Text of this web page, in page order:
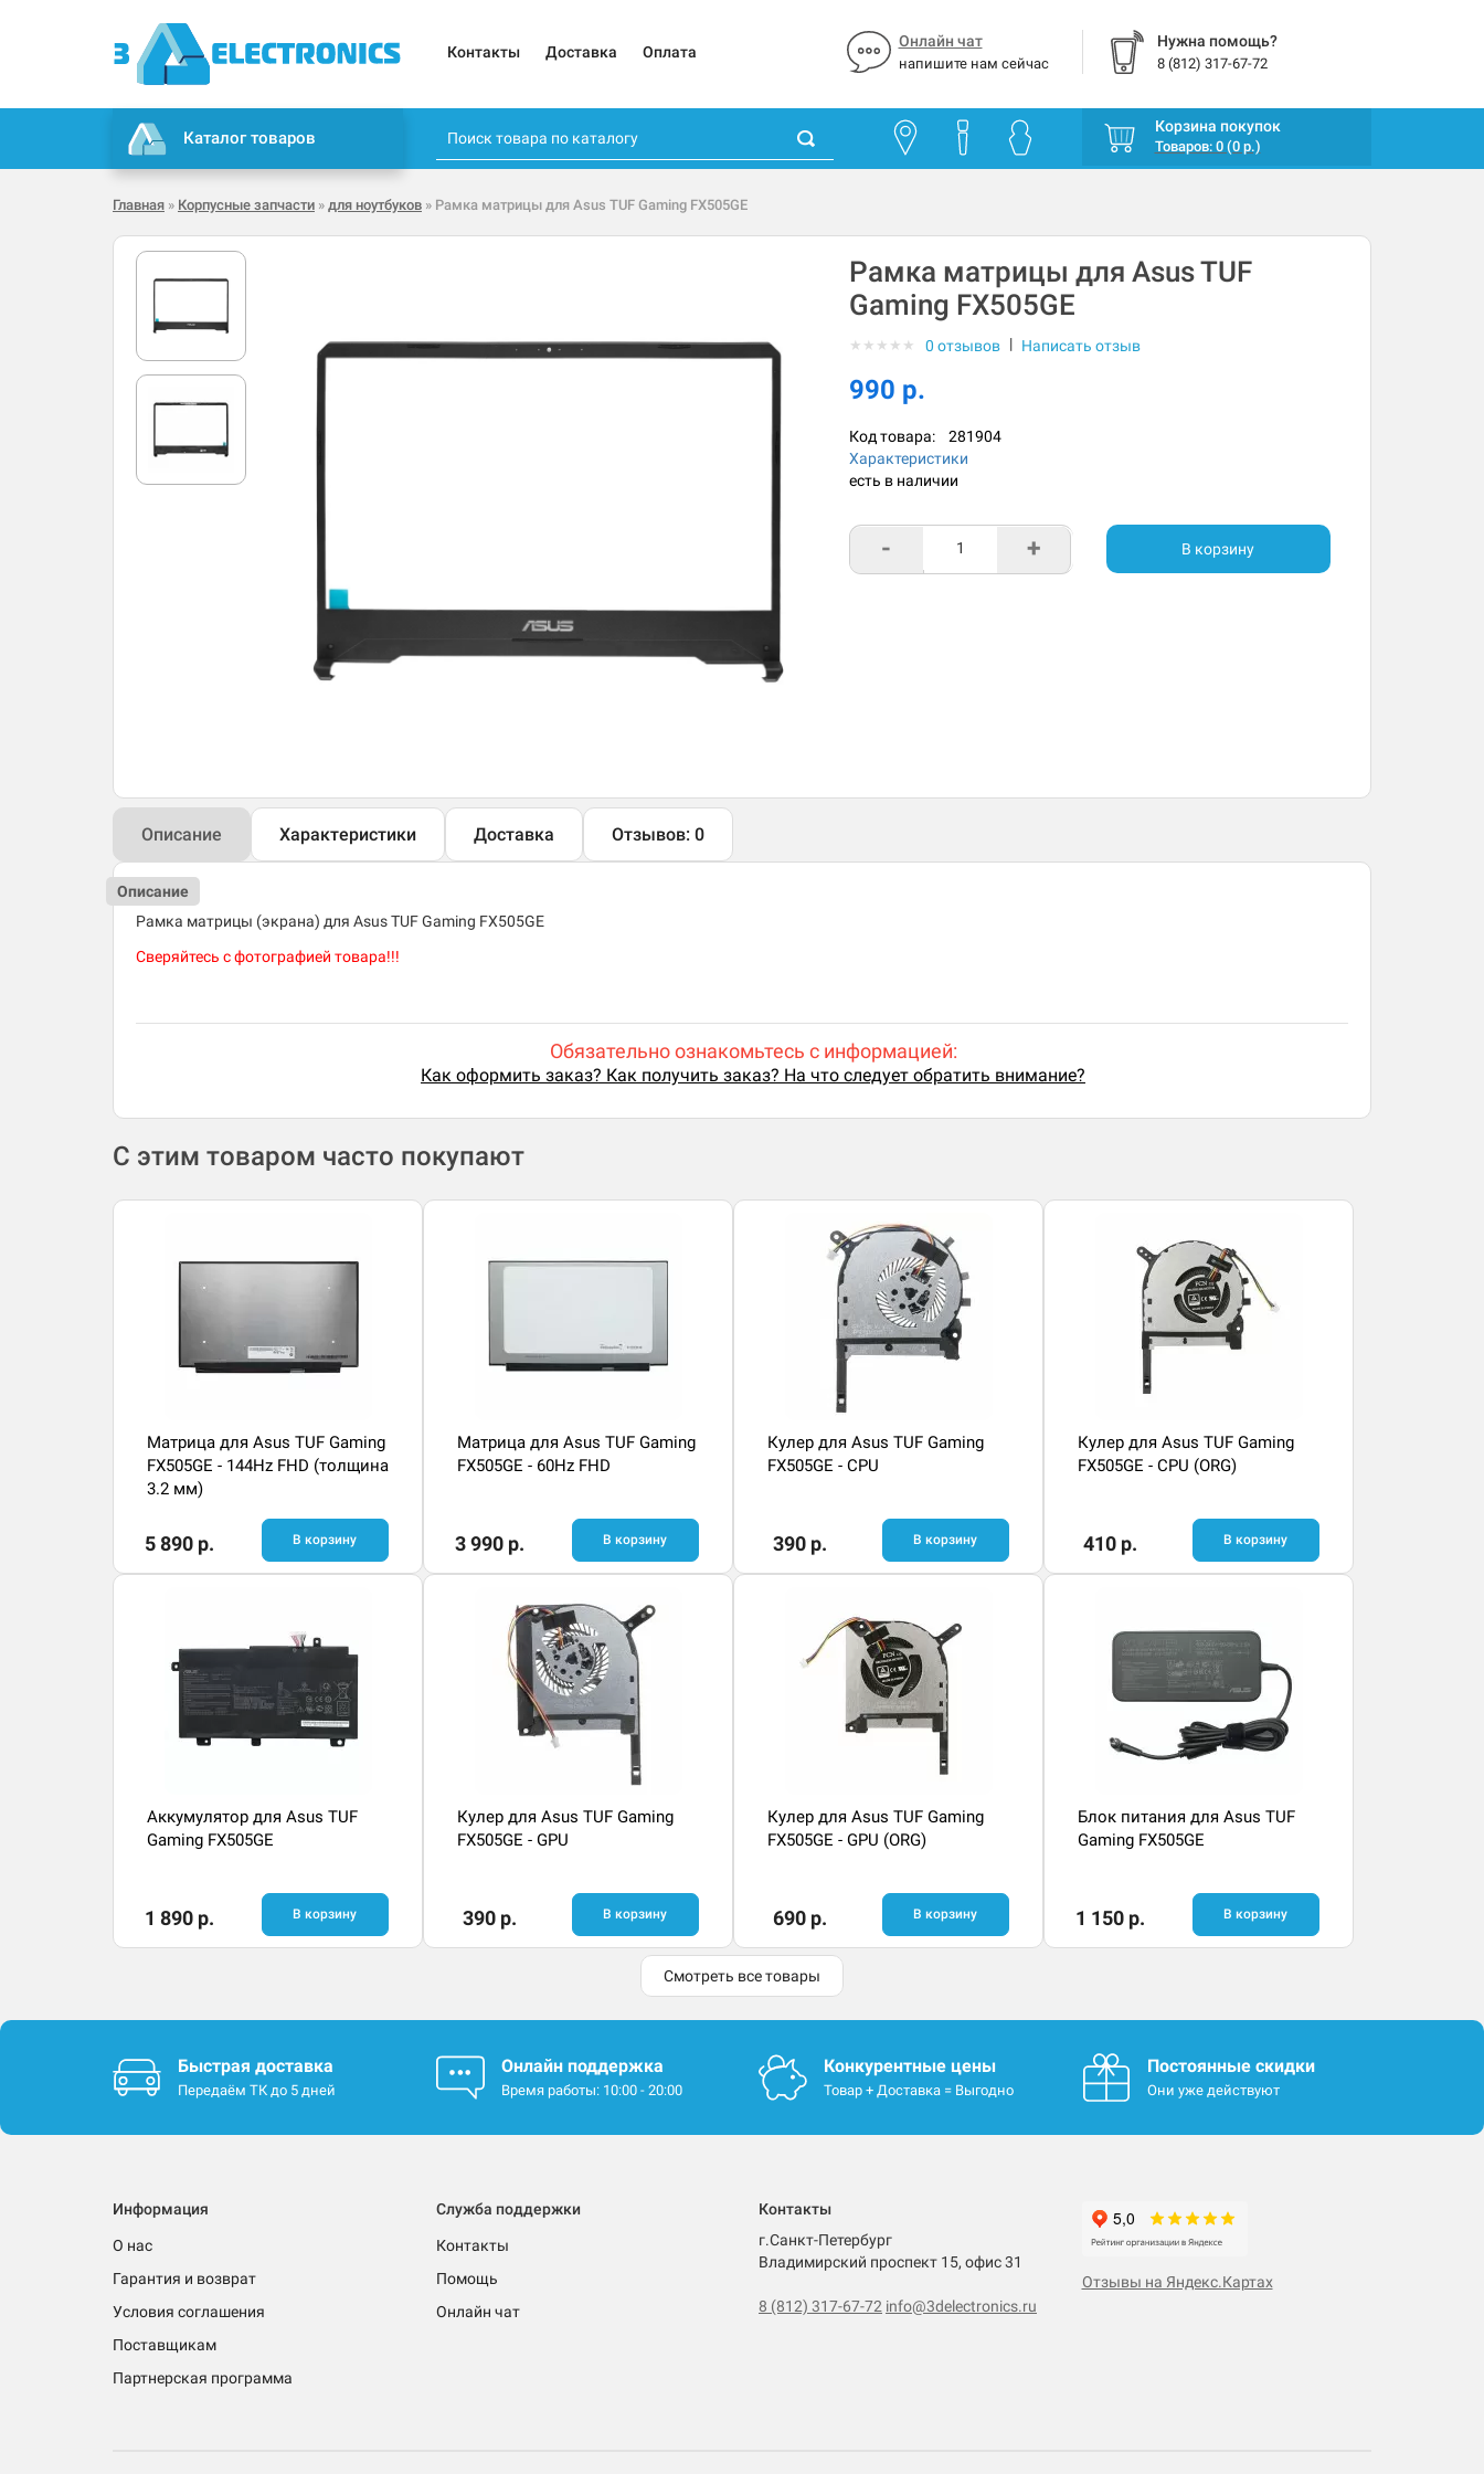
Контакты Доставка Оплата
Онлайн чат
напишите нам сейчас
Нужна помощь?
8 (812) 317-67-72
Каталог товаров
Корзина покупок
Товаров: 0 (0 р.)
Главная » Корпусные запчасти » для ноутбуков » Рамка матрицы для Asus TUF Gaming FX505GE
Рамка матрицы для Asus TUF
Gaming FX505GE
★ ★ ★ ★ ★ 0 отзывов | Написать отзыв
990 р.
Код товара: 281904
Характеристики
есть в наличии
- + В корзину
Описание Характеристики Доставка Отзывов: 0
Описание
Рамка матрицы (экрана) для Asus TUF Gaming FX505GE
Сверяйтесь с фотографией товара!!!
Обязательно ознакомьтесь с информацией:
Как оформить заказ? Как получить заказ? На что следует обратить внимание?
С этим товаром часто покупают
Матрица для Asus TUF Gaming
FX505GE - 144Hz FHD (толщина
3.2 мм)
5 890 р. В корзину
Матрица для Asus TUF Gaming
FX505GE - 60Hz FHD
3 990 р. В корзину
Кулер для Asus TUF Gaming
FX505GE - CPU
390 р. В корзину
Кулер для Asus TUF Gaming
FX505GE - CPU (ORG)
410 р. В корзину
Аккумулятор для Asus TUF
Gaming FX505GE
1 890 р. В корзину
Кулер для Asus TUF Gaming
FX505GE - GPU
390 р. В корзину
Кулер для Asus TUF Gaming
FX505GE - GPU (ORG)
690 р. В корзину
Блок питания для Asus TUF
Gaming FX505GE
1 150 р. В корзину
Смотреть все товары
Быстрая доставка
Передаём ТК до 5 дней
Онлайн поддержка
Время работы: 10:00 - 20:00
Конкурентные цены
Товар + Доставка = Выгодно
Постоянные скидки
Они уже действуют
Информация
О нас
Гарантия и возврат
Условия соглашения
Поставщикам
Партнерская программа
Служба поддержки
Контакты
Помощь
Онлайн чат
Контакты
г.Санкт-Петербург
Владимирский проспект 15, офис 31
8 (812) 317-67-72 info@3delectronics.ru
Отзывы на Яндекс.Картах